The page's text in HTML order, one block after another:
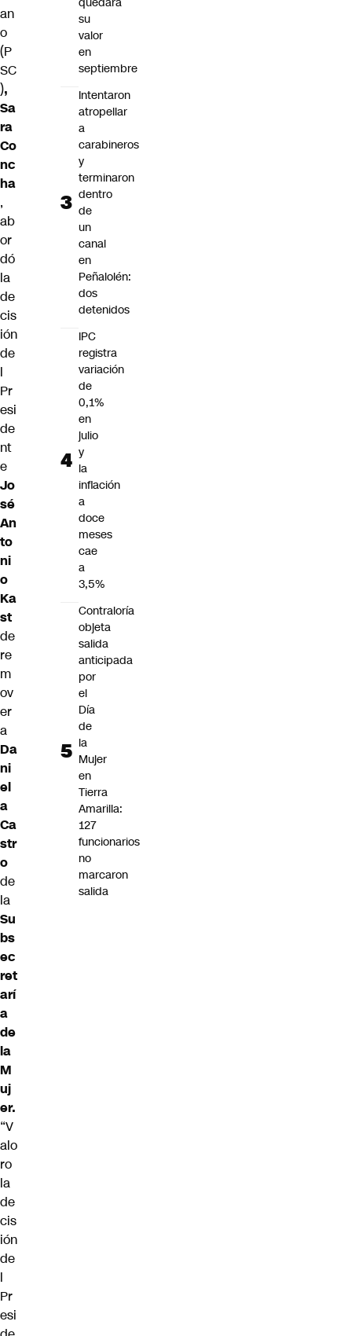
an
o
(P
SC
),
Sa
ra
Co
nc
ha
,
ab
or
dó
la
de
cis
ión
de
l
Pr
esi
de
nt
e
Jo
sé
An
to
ni
o
Ka
st
de
re
m
ov
er
a
Da
ni
el
a
Ca
str
o
de
la
Su
bs
ec
ret
arí
a
de
la
M
uj
er.
“V
alo
ro
la
de
cis
ión
de
l
Pr
esi
su
valor
en
septiembre
Intentaron
atropellar
a
carabineros
y
terminaron
dentro
de
un
canal
en
Peñalolén:
dos
detenidos
IPC
registra
variación
de
0,1%
en
julio
y
la
inflación
a
doce
meses
cae
a
3,5%
Contraloría
objeta
salida
anticipada
por
el
Día
de
la
Mujer
en
Tierra
Amarilla:
127
funcionarios
no
marcaron
salida